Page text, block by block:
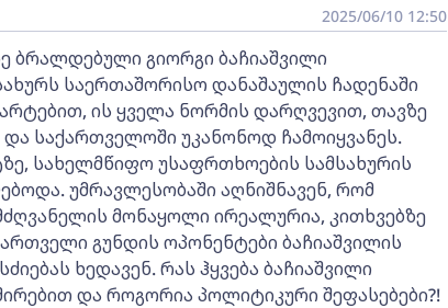
2025/06/10 12:50
ბრალდებული გიორგი ბაჩიაშვილი
საერთაშორისო დანაშაულის ჩადენაში
ის ყველა ნორმის დარღვევით, თავზე
საქართველოში უკანონოდ ჩამოიყვანეს.
სახელმწიფო უსაფრთხოების სამსახურის
უმრავლესობაში აღნიშნავენ, რომ
მონაყოლი ირეალურია, კითხვებზე
გუნდის ოპონენტები ბაჩიაშვილის
ხედავენ. რას ჰყვება ბაჩიაშვილი
და როგორია პოლიტიკური შეფასებები?!